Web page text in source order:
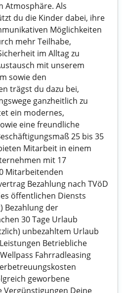
Atmosphäre. Als
du die Kinder dabei, ihre
Möglichkeiten
mehr Teilhabe,
im Alltag zu
mit unserem
sowie den
trägst du dazu bei,
ganzheitlich zu
ein modernes,
eine freundliche
25 bis 35
Mitarbeit in einem
mit 17
Mitarbeitenden
Bezahlung nach TVöD
öffentlichen Diensts
Bezahlung der
30 Tage Urlaub
unbezahltem Urlaub
Betriebliche
Fahrradleasing
geworbene
Vergünstigungen Deine